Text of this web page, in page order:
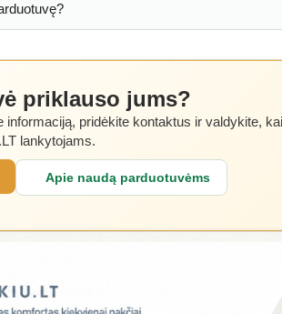
priklauso jums?
informaciją, pridėkite kontaktus ir valdykite,
lankytojams.
Apie naudą parduotuvėms